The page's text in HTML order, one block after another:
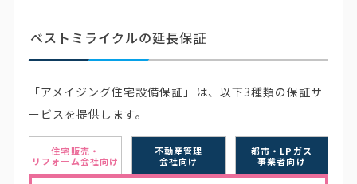
ベストミライクルの延長保証
「アメイジング住宅設備保証」は、以下3種類の保証サ
ービスを提供します。
住宅販売・
リフォーム会社向け
不動産管理
会社向け
都市・LPガス
事業者向け